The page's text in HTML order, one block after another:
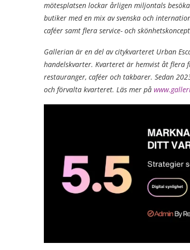
mötesplatsen lockar årligen miljontals
butiker med en mix av svenska och
caféer samt flera service- och
Gallerian är en del av citykvarteret Urban
handelskvarter. Kvarteret är hemvist åt flera
restauranger, caféer och takbarer. Sedan
och förvalta kvarteret. Läs mer på